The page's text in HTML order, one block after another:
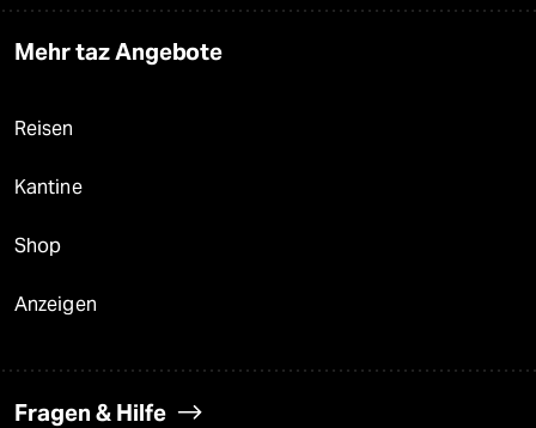
Mehr taz Angebote
Reisen
Kantine
Shop
Anzeigen
Fragen & Hilfe